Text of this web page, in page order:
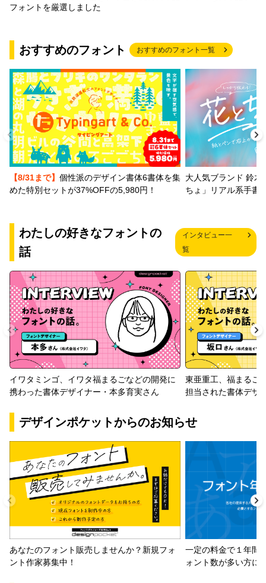
フォントを厳選しました
おすすめのフォント おすすめのフォント一覧
【8/31まで】 個性派のデザイン書体6書体を集
めた特別セットが37%OFFの5,980円！
大人気ブランド 鈴木
ちょ」リアル系手書
わたしの好きなフォントの
話
インタビュー一
覧
イワタミンゴ、イワタ福まるごなどの開発に
携わった書体デザイナー・本多育実さん
東亜重工、福まるご
担当された書体デザ
デザインポケットからのお知らせ
あなたのフォント販売しませんか？新規フォ
ント作家募集中！
一定の料金で１年間
ォント数が多い方に